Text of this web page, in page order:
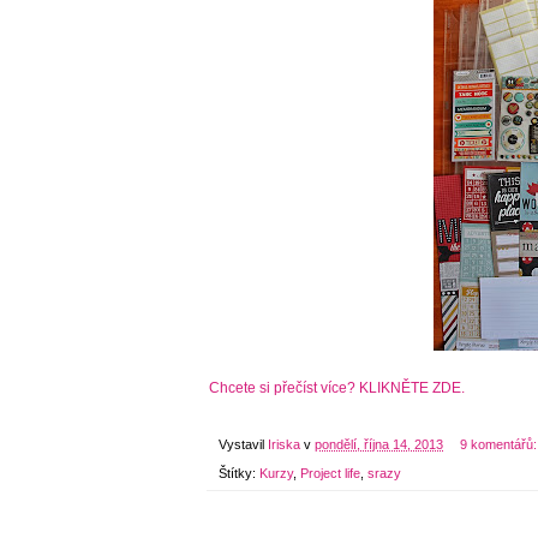
Chcete si přečíst více? KLIKNĚTE ZDE.
Vystavil Iriska v pondělí, října 14, 2013 9
Štítky: Kurzy, Project life srazy